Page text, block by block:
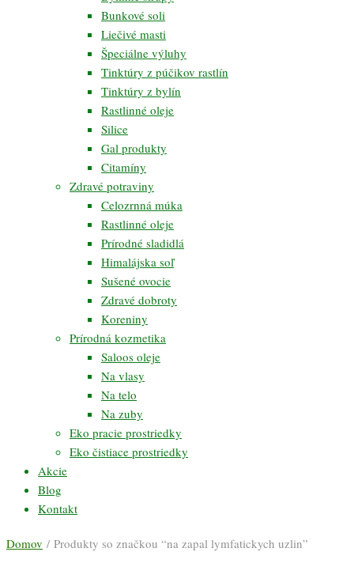
Bunkové soli
Liečivé masti
Špeciálne výluhy
Tinktúry z púčikov rastlín
Tinktúry z bylín
Rastlinné oleje
Silice
Gal produkty
Citamíny
Zdravé potraviny
Celozrnná múka
Rastlinné oleje
Prírodné sladidlá
Himalájska soľ
Sušené ovocie
Zdravé dobroty
Koreniny
Prírodná kozmetika
Saloos oleje
Na vlasy
Na telo
Na zuby
Eko pracie prostriedky
Eko čistiace prostriedky
Akcie
Blog
Kontakt
Domov / Produkty so značkou “na zapal lymfatickych uzlin”